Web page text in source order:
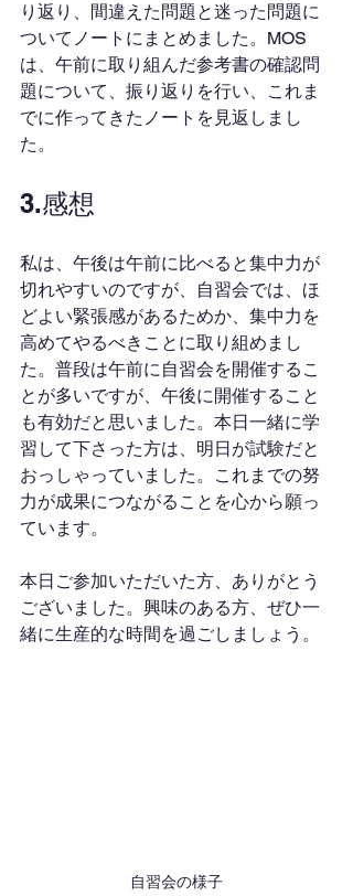
り返り、間違えた問題と迷った問題に
ついてノートにまとめました。MOS
は、午前に取り組んだ参考書の確認問
題について、振り返りを行い、これま
でに作ってきたノートを見返しまし
た。
3.感想
私は、午後は午前に比べると集中力が
切れやすいのですが、自習会では、ほ
どよい緊張感があるためか、集中力を
高めてやるべきことに取り組めまし
た。普段は午前に自習会を開催するこ
とが多いですが、午後に開催すること
も有効だと思いました。本日一緒に学
習して下さった方は、明日が試験だと
おっしゃっていました。これまでの努
力が成果につながることを心から願っ
ています。
本日ご参加いただいた方、ありがとう
ございました。興味のある方、ぜひ一
緒に生産的な時間を過ごしましょう。
自習会の様子